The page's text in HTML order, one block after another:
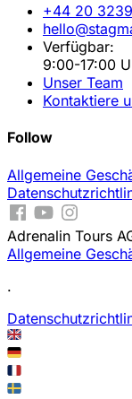
+44 20
Verfügbar:
9:00-17:00
Unser Team
Kontaktiere
Follow
Allgemeine
Adrenalin Tours
Allgemeine
.